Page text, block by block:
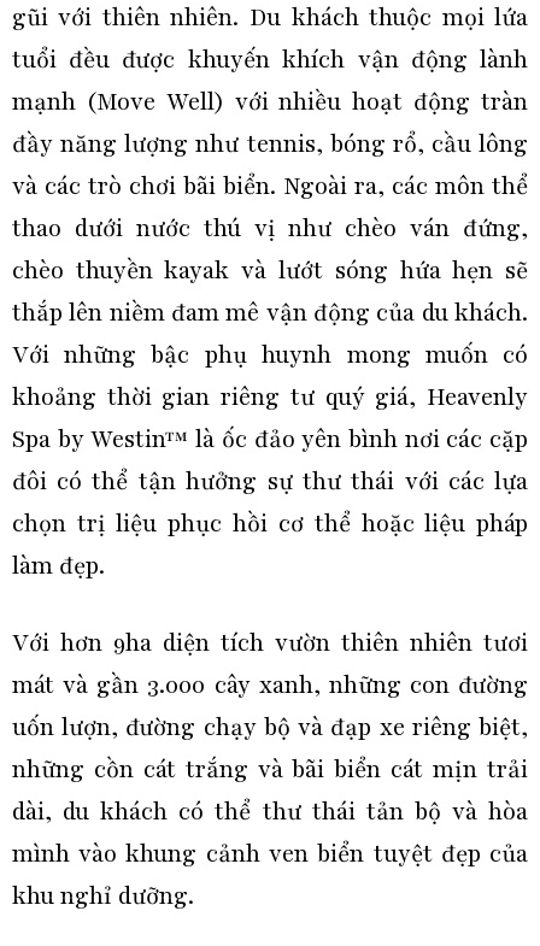
gũi với thiên nhiên. Du khách thuộc mọi lứa
tuổi đều được khuyến khích vận động lành
mạnh (Move Well) với nhiều hoạt động tràn
đầy năng lượng như tennis, bóng rổ, cầu lông
và các trò chơi bãi biển. Ngoài ra, các môn thể
thao dưới nước thú vị như chèo ván đứng,
chèo thuyền kayak và lướt sóng hứa hẹn sẽ
thắp lên niềm đam mê vận động của du khách.
Với những bậc phụ huynh mong muốn có
khoảng thời gian riêng tư quý giá, Heavenly
Spa by Westin™ là ốc đảo yên bình nơi các cặp
đôi có thể tận hưởng sự thư thái với các lựa
chọn trị liệu phục hồi cơ thể hoặc liệu pháp
làm đẹp.
Với hơn 9ha diện tích vườn thiên nhiên tươi
mát và gần 3.000 cây xanh, những con đường
uốn lượn, đường chạy bộ và đạp xe riêng biệt,
những cồn cát trắng và bãi biển cát mịn trải
dài, du khách có thể thư thái tản bộ và hòa
mình vào khung cảnh ven biển tuyệt đẹp của
khu nghỉ dưỡng.